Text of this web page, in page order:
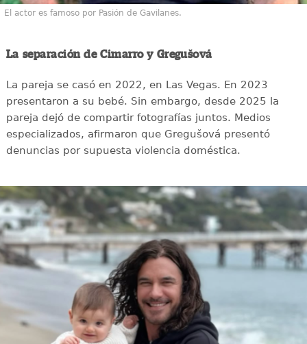
El actor es famoso por Pasión de Gavilanes.
La separación de Cimarro y Gregušová
La pareja se casó en 2022, en Las Vegas. En 2023
presentaron a su bebé. Sin embargo, desde 2025 la
pareja dejó de compartir fotografías juntos. Medios
especializados, afirmaron que Gregušová presentó
denuncias por supuesta violencia doméstica.